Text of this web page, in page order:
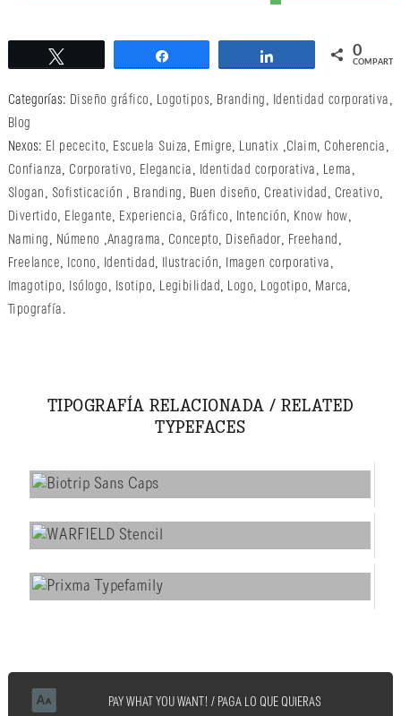
Compartir 0
COMPARTIR
Categorías: Diseño gráfico , Logotipos, Branding , Identidad corporativa ,
Blog
Nexos: El pececito, Escuela Suiza, Emigre, Lunatix ,Claim, Coherencia ,
Confianza, Corporativo , Elegancia , Identidad corporativa , Lema ,
Slogan , Sofisticación , Branding , Buen diseño, Creatividad , Creativo,
Divertido, Elegante, Experiencia, Gráfico , Intención, Know how,
Naming , Númeno ,Anagrama , Concepto, Diseñador, Freehand ,
Freelance, Icono , Identidad , Ilustración, Imagen corporativa ,
Imagotipo, Isólogo , Isotipo, Legibilidad , Logo, Logotipo, Marca,
Tipografía .
TIPOGRAFÍA RELACIONADA / RELATED
TYPEFACES
PAY WHAT YOU WANT! / PAGA LO QUE QUIERAS